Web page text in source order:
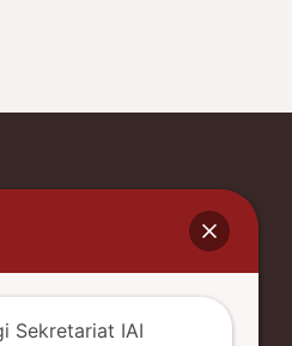
Sekretariat IAI